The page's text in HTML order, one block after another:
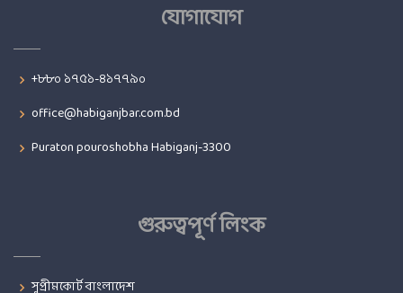
যোগাযোগ
+৮৮০ ১৭৫১-৪১৭৭৯০
office@habiganjbar.com.bd
Puraton pouroshobha Habiganj-3300
গুরুত্বপূর্ণ লিংক
সুপ্রীমকোর্ট বাংলাদেশ